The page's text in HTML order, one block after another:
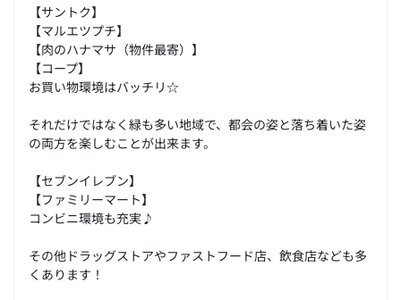
【サントク】
【マルエツプチ】
【肉のハナマサ（物件最寄）】
【コープ】
お買い物環境はバッチリ☆
それだけではなく緑も多い地域で、都会の姿と落ち着いた姿
の両方を楽しむことが出来ます。
【セブンイレブン】
【ファミリーマート】
コンビニ環境も充実♪
その他ドラッグストアやファストフード店、飲食店なども多
くあります！